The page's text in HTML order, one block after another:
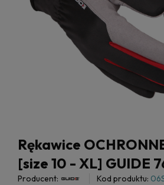
Rękawice
[size 10 - XL] GUIDE
Producent: Kod produktu: